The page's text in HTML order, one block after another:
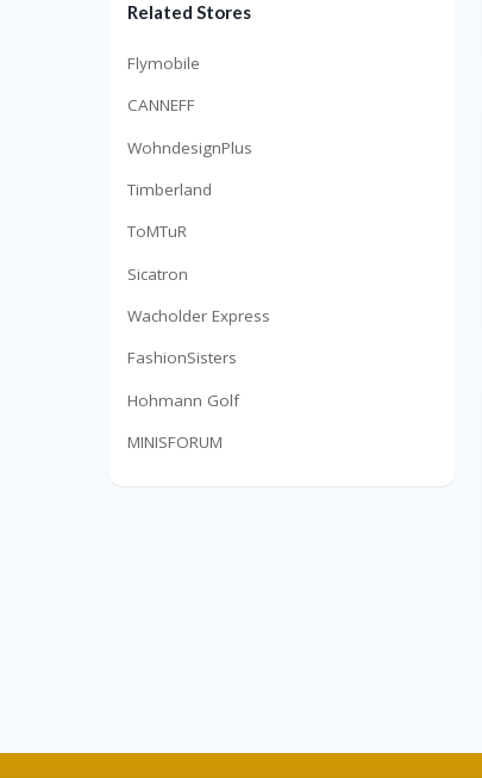
Related Stores
Flymobile
CANNEFF
WohndesignPlus
Timberland
ToMTuR
Sicatron
Wacholder Express
FashionSisters
Hohmann Golf
MINISFORUM